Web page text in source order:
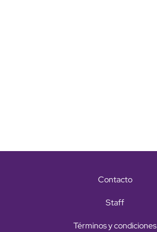
Contacto
Staff
Términos y condiciones